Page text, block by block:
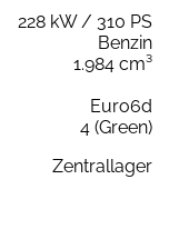
228 kW / 310 PS
Benzin
1.984 cm³
Euro6d
4 (Green)
Zentrallager